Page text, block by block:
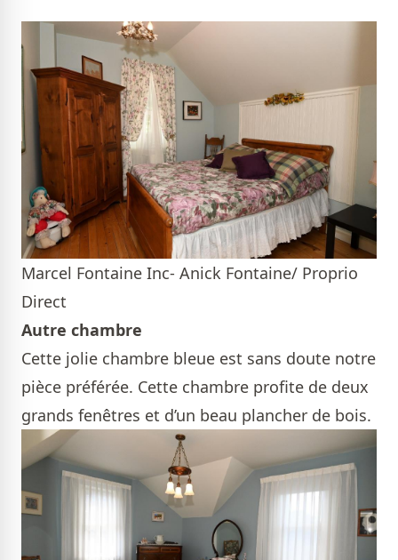
Marcel Fontaine Inc- Anick Fontaine/ Proprio
Direct
Autre chambre
Cette jolie chambre bleue est sans doute notre
pièce préférée. Cette chambre profite de deux
grands fenêtres et d’un beau plancher de bois.